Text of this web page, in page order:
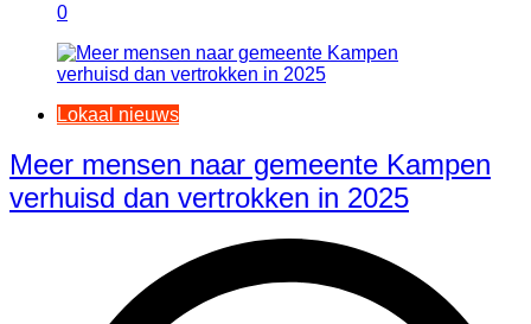
0
Lokaal nieuws
Meer mensen naar gemeente Kampen
verhuisd dan vertrokken in 2025